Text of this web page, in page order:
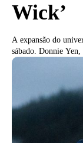
Wick’
A expansão do
sábado. Donnie